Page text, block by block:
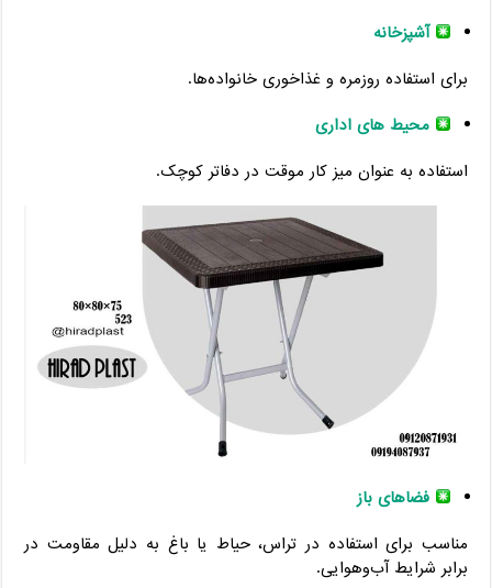
آشپزخانه
برای استفاده روزمره و غذاخوری خانواده‌ها.
محیط های اداری
استفاده به عنوان میز کار موقت در دفاتر کوچک.
فضاهای باز
مناسب برای استفاده در تراس، حیاط یا باغ به دلیل مقاومت در
برابر شرایط آب‌وهوایی.